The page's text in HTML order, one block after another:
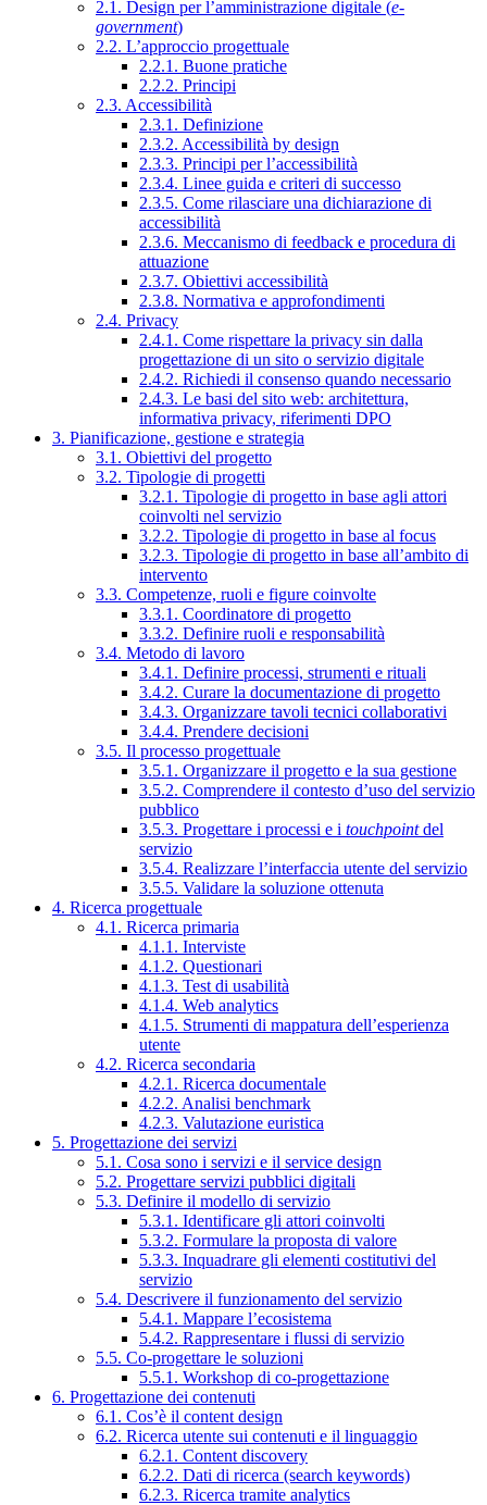
2.1. Design per l’amministrazione digitale (e-
government)
2.2. L’approccio progettuale
2.2.1. Buone pratiche
2.2.2. Principi
2.3. Accessibilità
2.3.1. Definizione
2.3.2. Accessibilità by design
2.3.3. Principi per l’accessibilità
2.3.4. Linee guida e criteri di successo
2.3.5. Come rilasciare una dichiarazione di
accessibilità
2.3.6. Meccanismo di feedback e procedura di
attuazione
2.3.7. Obiettivi accessibilità
2.3.8. Normativa e approfondimenti
2.4. Privacy
2.4.1. Come rispettare la privacy sin dalla
progettazione di un sito o servizio digitale
2.4.2. Richiedi il consenso quando necessario
2.4.3. Le basi del sito web: architettura,
informativa privacy, riferimenti DPO
3. Pianificazione, gestione e strategia
3.1. Obiettivi del progetto
3.2. Tipologie di progetti
3.2.1. Tipologie di progetto in base agli attori
coinvolti nel servizio
3.2.2. Tipologie di progetto in base al focus
3.2.3. Tipologie di progetto in base all’ambito di
intervento
3.3. Competenze, ruoli e figure coinvolte
3.3.1. Coordinatore di progetto
3.3.2. Definire ruoli e responsabilità
3.4. Metodo di lavoro
3.4.1. Definire processi, strumenti e rituali
3.4.2. Curare la documentazione di progetto
3.4.3. Organizzare tavoli tecnici collaborativi
3.4.4. Prendere decisioni
3.5. Il processo progettuale
3.5.1. Organizzare il progetto e la sua gestione
3.5.2. Comprendere il contesto d’uso del servizio
pubblico
3.5.3. Progettare i processi e i touchpointdel
servizio
3.5.4. Realizzare l’interfaccia utente del servizio
3.5.5. Validare la soluzione ottenuta
4. Ricerca progettuale
4.1. Ricerca primaria
4.1.1. Interviste
4.1.2. Questionari
4.1.3. Test di usabilità
4.1.4. Web analytics
4.1.5. Strumenti di mappatura dell’esperienza
utente
4.2. Ricerca secondaria
4.2.1. Ricerca documentale
4.2.2. Analisi benchmark
4.2.3. Valutazione euristica
5. Progettazione dei servizi
5.1. Cosa sono i servizi e il service design
5.2. Progettare servizi pubblici digitali
5.3. Definire il modello di servizio
5.3.1. Identificare gli attori coinvolti
5.3.2. Formulare la proposta di valore
5.3.3. Inquadrare gli elementi costitutivi del
servizio
5.4. Descrivere il funzionamento del servizio
5.4.1. Mappare l’ecosistema
5.4.2. Rappresentare i flussi di servizio
5.5. Co-progettare le soluzioni
5.5.1. Workshop di co-progettazione
6. Progettazione dei contenuti
6.1. Cos’è il content design
6.2. Ricerca utente sui contenuti e il linguaggio
6.2.1. Content discovery
6.2.2. Dati di ricerca (search keywords)
6.2.3. Ricerca tramite analytics